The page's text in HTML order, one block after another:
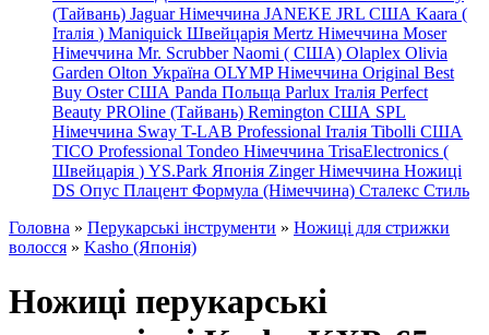
(Тайвань) Jaguar Німеччина JANEKE JRL США Kaara (
Італія ) Maniquick Швейцарія Mertz Німеччина Moser
Німеччина Mr. Scrubber Naomi ( США) Olaplex Olivia
Garden Olton Україна OLYMP Німеччина Original Best
Buy Oster США Panda Польща Parlux Італія Perfect
Beauty PROline (Тайвань) Remington США SPL
Німеччина Sway T-LAB Professional Італія Tibolli США
TICO Professional Tondeo Німеччина TrisaElectronics (
Швейцарія ) YS.Park Японія Zinger Німеччина Ножиці
DS Опус Плацент Формула (Німеччина) Сталекс Стиль
Головна » Перукарські інструменти » Ножиці для стрижки
волосся » Kasho (Японія)
Ножиці перукарські